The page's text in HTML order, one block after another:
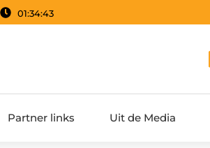
01:34:44
Partner links Uit de Media